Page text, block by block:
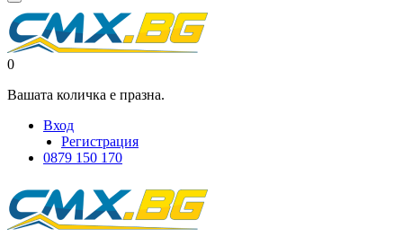
0
Вашата количка е празна.
Вход
Регистрация
0879 150 170